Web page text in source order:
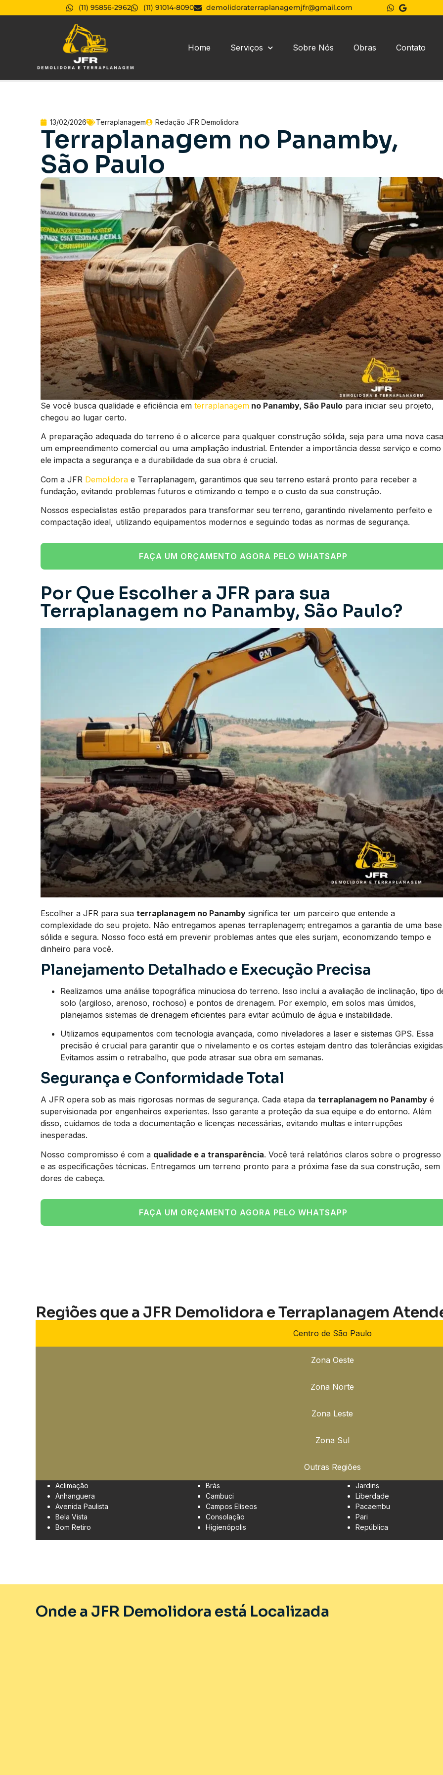
(11) 95856-2962 (11) 91014-8090 demolidoraterraplanagemjfr@gmail.com
Home Serviços Sobre Nós Obras Contato
13/02/2026 Terraplanagem Redação JFR Demolidora
Terraplanagem no Panamby,
São Paulo
Se você busca qualidade e eficiência em terraplanagem no Panamby, São Paulo para iniciar seu projeto,
chegou ao lugar certo.
A preparação adequada do terreno é o alicerce para qualquer construção sólida, seja para uma nova
um empreendimento comercial ou uma ampliação industrial. Entender a importância desse serviço e como
ele impacta a segurança e a durabilidade da sua obra é crucial.
Com a JFR Demolidora e Terraplanagem, garantimos que seu terreno estará pronto para receber a
fundação, evitando problemas futuros e otimizando o tempo e o custo da sua construção.
Nossos especialistas estão preparados para transformar seu terreno, garantindo nivelamento perfeito e
compactação ideal, utilizando equipamentos modernos e seguindo todas as normas de segurança.
FAÇA UM ORÇAMENTO AGORA PELO WHATSAPP
Por Que Escolher a JFR para sua
Terraplanagem no Panamby, São Paulo?
Escolher a JFR para sua terraplanagem no Panamby significa ter um parceiro que entende a
complexidade do seu projeto. Não entregamos apenas terraplenagem; entregamos a garantia de uma base
sólida e segura. Nosso foco está em prevenir problemas antes que eles surjam, economizando tempo e
dinheiro para você.
Planejamento Detalhado e Execução Precisa
Realizamos uma análise topográfica minuciosa do terreno. Isso inclui a avaliação de inclinação, tipo
solo (argiloso, arenoso, rochoso) e pontos de drenagem. Por exemplo, em solos mais úmidos,
planejamos sistemas de drenagem eficientes para evitar acúmulo de água e instabilidade.
Utilizamos equipamentos com tecnologia avançada, como niveladores a laser e sistemas GPS. Essa
precisão é crucial para garantir que o nivelamento e os cortes estejam dentro das tolerâncias
Evitamos assim o retrabalho, que pode atrasar sua obra em semanas.
Segurança e Conformidade Total
A JFR opera sob as mais rigorosas normas de segurança. Cada etapa da terraplanagem no Panamby é
supervisionada por engenheiros experientes. Isso garante a proteção da sua equipe e do entorno. Além
disso, cuidamos de toda a documentação e licenças necessárias, evitando multas e interrupções
inesperadas.
Nosso compromisso é com a qualidade e a transparência. Você terá relatórios claros sobre o progresso
e as especificações técnicas. Entregamos um terreno pronto para a próxima fase da sua construção, sem
dores de cabeça.
FAÇA UM ORÇAMENTO AGORA PELO WHATSAPP
Regiões que a JFR Demolidora e Terraplanagem
Centro de São Paulo
Zona Oeste
Zona Norte
Zona Leste
Zona Sul
Outras Regiões
Aclimação
Anhanguera
Avenida Paulista
Bela Vista
Bom Retiro
Brás
Cambuci
Campos Elíseos
Consolação
Higienópolis
Jardins
Liberdade
Pacaembu
Pari
República
Onde a JFR Demolidora está Localizada